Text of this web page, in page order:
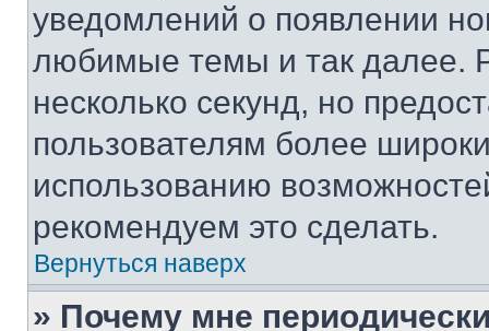
уведомлений о появлении
любимые темы и так далее.
несколько секунд, но
пользователям более
использованию
рекомендуем это сделать.
Вернуться наверх
» Почему мне